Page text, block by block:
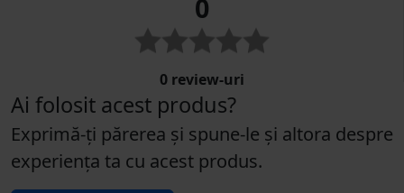
0 review-uri
Ai folosit acest produs?
Exprimă-ți părerea și spune-le și altora despre
experiența ta cu acest produs.